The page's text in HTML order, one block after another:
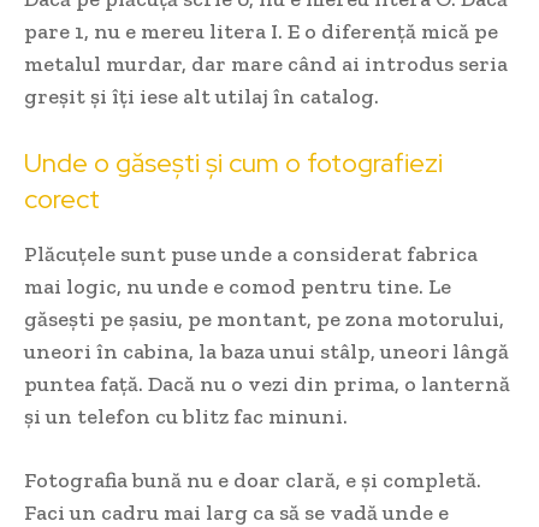
pare 1, nu e mereu litera I. E o diferență mică pe
metalul murdar, dar mare când ai introdus seria
greșit și îți iese alt utilaj în catalog.
Unde o găsești și cum o fotografiezi
corect
Plăcuțele sunt puse unde a considerat fabrica
mai logic, nu unde e comod pentru tine. Le
găsești pe șasiu, pe montant, pe zona motorului,
uneori în cabina, la baza unui stâlp, uneori lângă
puntea față. Dacă nu o vezi din prima, o lanternă
și un telefon cu blitz fac minuni.
Fotografia bună nu e doar clară, e și completă.
Faci un cadru mai larg ca să se vadă unde e